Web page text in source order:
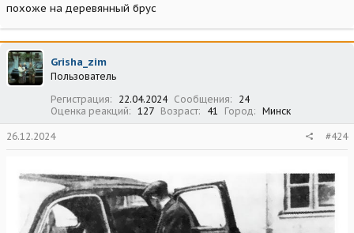
похоже на деревянный брус
Grisha_zim
Пользователь
Регистрация
22.04.2024 Сообщения
24
Оценка реакций
127 Возраст 41 Город Минск
26.12.2024 #424